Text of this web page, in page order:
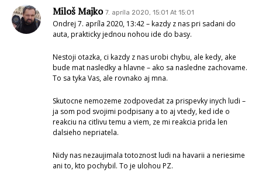
Miloš Majko 7. apríla 2020, 15:01 At 15:01
Ondrej 7. apríla 2020, 13:42 – kazdy z nas pri sadani do
auta, prakticky jednou nohou ide do basy.
Nestoji otazka, ci kazdy z nas urobi chybu, ale kedy, ake
bude mat nasledky a hlavne – ako sa nasledne zachovame.
To sa tyka Vas, ale rovnako aj mna.
Skutocne nemozeme zodpovedat za prispevky inych ludi –
ja som pod svojimi podpisany a to aj vtedy, ked ide o
reakciu na citlivu temu a viem, ze mi reakcia prida len
dalsieho nepriatela.
Nidy nas nezaujimala totoznost ludi na havarii a neriesime
ani to, kto pochybil. To je ulohou PZ.